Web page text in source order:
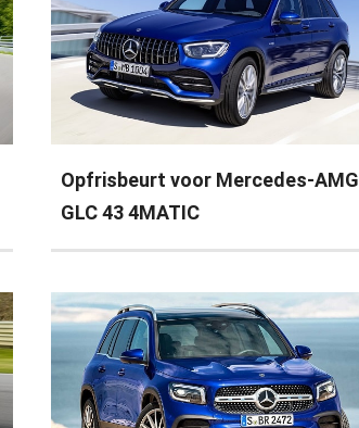
Opfrisbeurt voor Mercedes-AMG
GLC 43 4MATIC